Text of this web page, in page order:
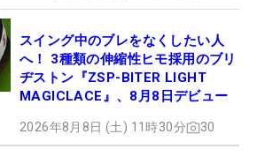
スイング中のブレをなくしたい人
へ！ 3種類の伸縮性ヒモ採用のブリ
ヂストン『ZSP-BITER LIGHT
MAGICLACE』、8月8日デビュー
2026年8月8日 (土) 11時30分 30